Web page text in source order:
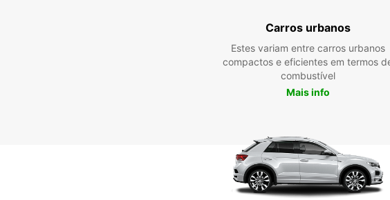
Carros urbanos
Estes variam entre carros urbanos
compactos e eficientes em termos
combustível
Mais info